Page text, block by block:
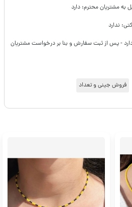
به مشتریان محترم: دارد
ندارد
- پس از ثبت سفارش و بنا بر درخواست مشتریان
فروش جینی و تعداد